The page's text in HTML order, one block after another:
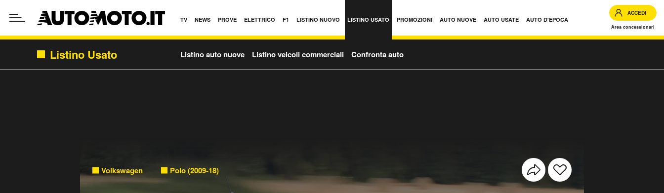
TV NEWS PROVE ELETTRICO F1 LISTINO NUOVO LISTINO USATO PROMOZIONI AUTO NUOVE AUTO USATE AUTO D'EPOCA
ACCEDI
Area concessionari
Listino Usato Listino auto nuove Listino veicoli commerciali Confronta auto
Volkswagen Polo (2009-18)